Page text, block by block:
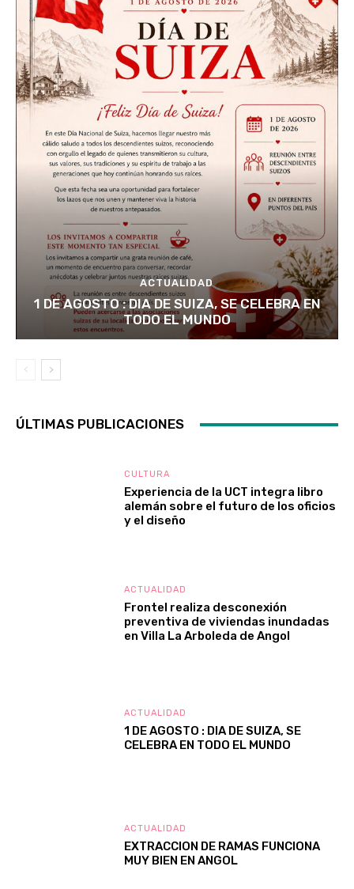
ACTUALIDAD
1 DE AGOSTO : DIA DE SUIZA, SE CELEBRA EN
TODO EL MUNDO
ÚLTIMAS PUBLICACIONES
CULTURA
Experiencia de la UCT integra libro
alemán sobre el futuro de los oficios
y el diseño
ACTUALIDAD
Frontel realiza desconexión
preventiva de viviendas inundadas
en Villa La Arboleda de Angol
ACTUALIDAD
1 DE AGOSTO : DIA DE SUIZA, SE
CELEBRA EN TODO EL MUNDO
ACTUALIDAD
EXTRACCION DE RAMAS FUNCIONA
MUY BIEN EN ANGOL